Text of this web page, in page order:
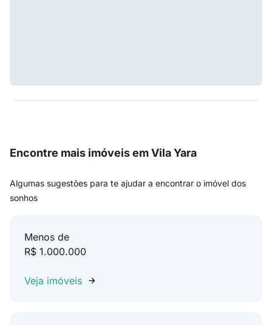
Encontre mais imóveis em Vila Yara
Algumas sugestões para te ajudar a encontrar o imóvel dos
sonhos
Menos de
R$ 1.000.000
Veja imóveis